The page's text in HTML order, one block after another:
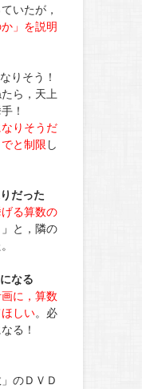
いたが，
」を説明
りそう！
ら，天上
！
りそうだ
と制限 し
だった
げる算数の
」
と，隣の
なる
に，算数
しい。必
る！
のＤＶＤ